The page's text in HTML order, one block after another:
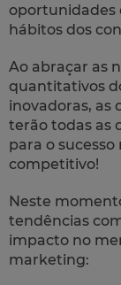
oportunidades
hábitos dos
Ao abraçar as
quantitativos
inovadoras, as
terão todas as
para o
competitivo!
Neste
tendências
impacto no
marketing: